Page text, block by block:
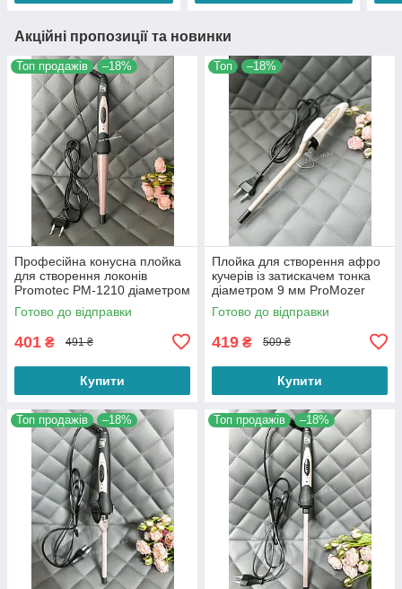
Акційні пропозиції та новинки
Топ продажів –18%
Професійна конусна плойка
для створення локонів
Promotec PM-1210 діаметром
13-25 мм потужністю 25 Вт
Готово до відправки
401 ₴ 491 ₴
Купити
Топ –18%
Плойка для створення афро
кучерів із затискачем тонка
діаметром 9 мм ProMozer
MZ-2216 для завивання
волосся
Готово до відправки
419 ₴ 509 ₴
Купити
Топ продажів –18% Топ продажів –18%